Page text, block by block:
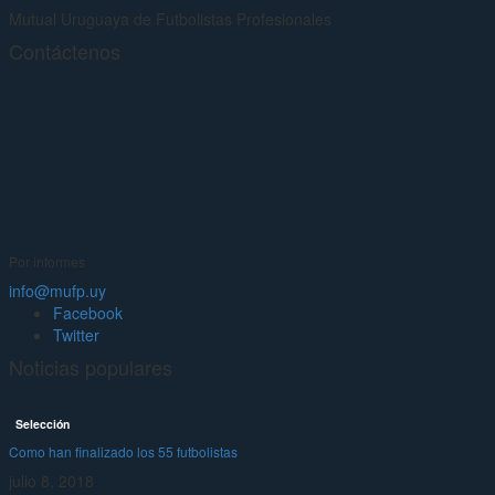
Mutual Uruguaya de Futbolistas Profesionales
Contáctenos
Por informes
info@mufp.uy
Facebook
Twitter
Noticias populares
Selección
Como han finalizado los 55 futbolistas
julio 8, 2018